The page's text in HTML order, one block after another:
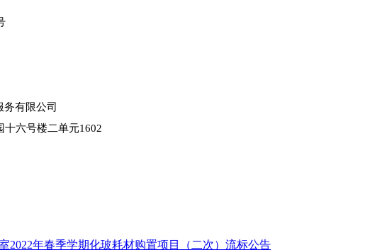
有限公司
六号楼二单元1602
2022年春季学期化玻耗材购置项目（二次）流标公告